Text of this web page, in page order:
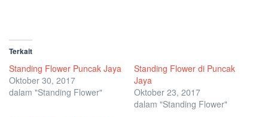
Terkait
Standing Flower Puncak Jaya
Oktober 30, 2017
dalam "Standing Flower"
Standing Flower di Puncak
Jaya
Oktober 23, 2017
dalam "Standing Flower"